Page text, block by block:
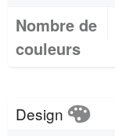
Nombre de
couleurs
Design